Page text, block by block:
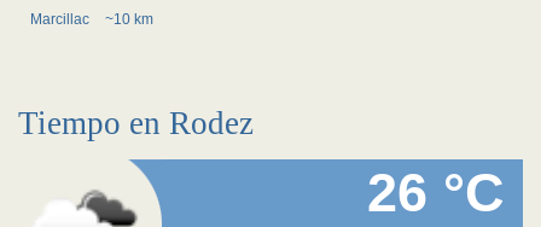
Marcillac ~10 km
Tiempo en Rodez
26 °C